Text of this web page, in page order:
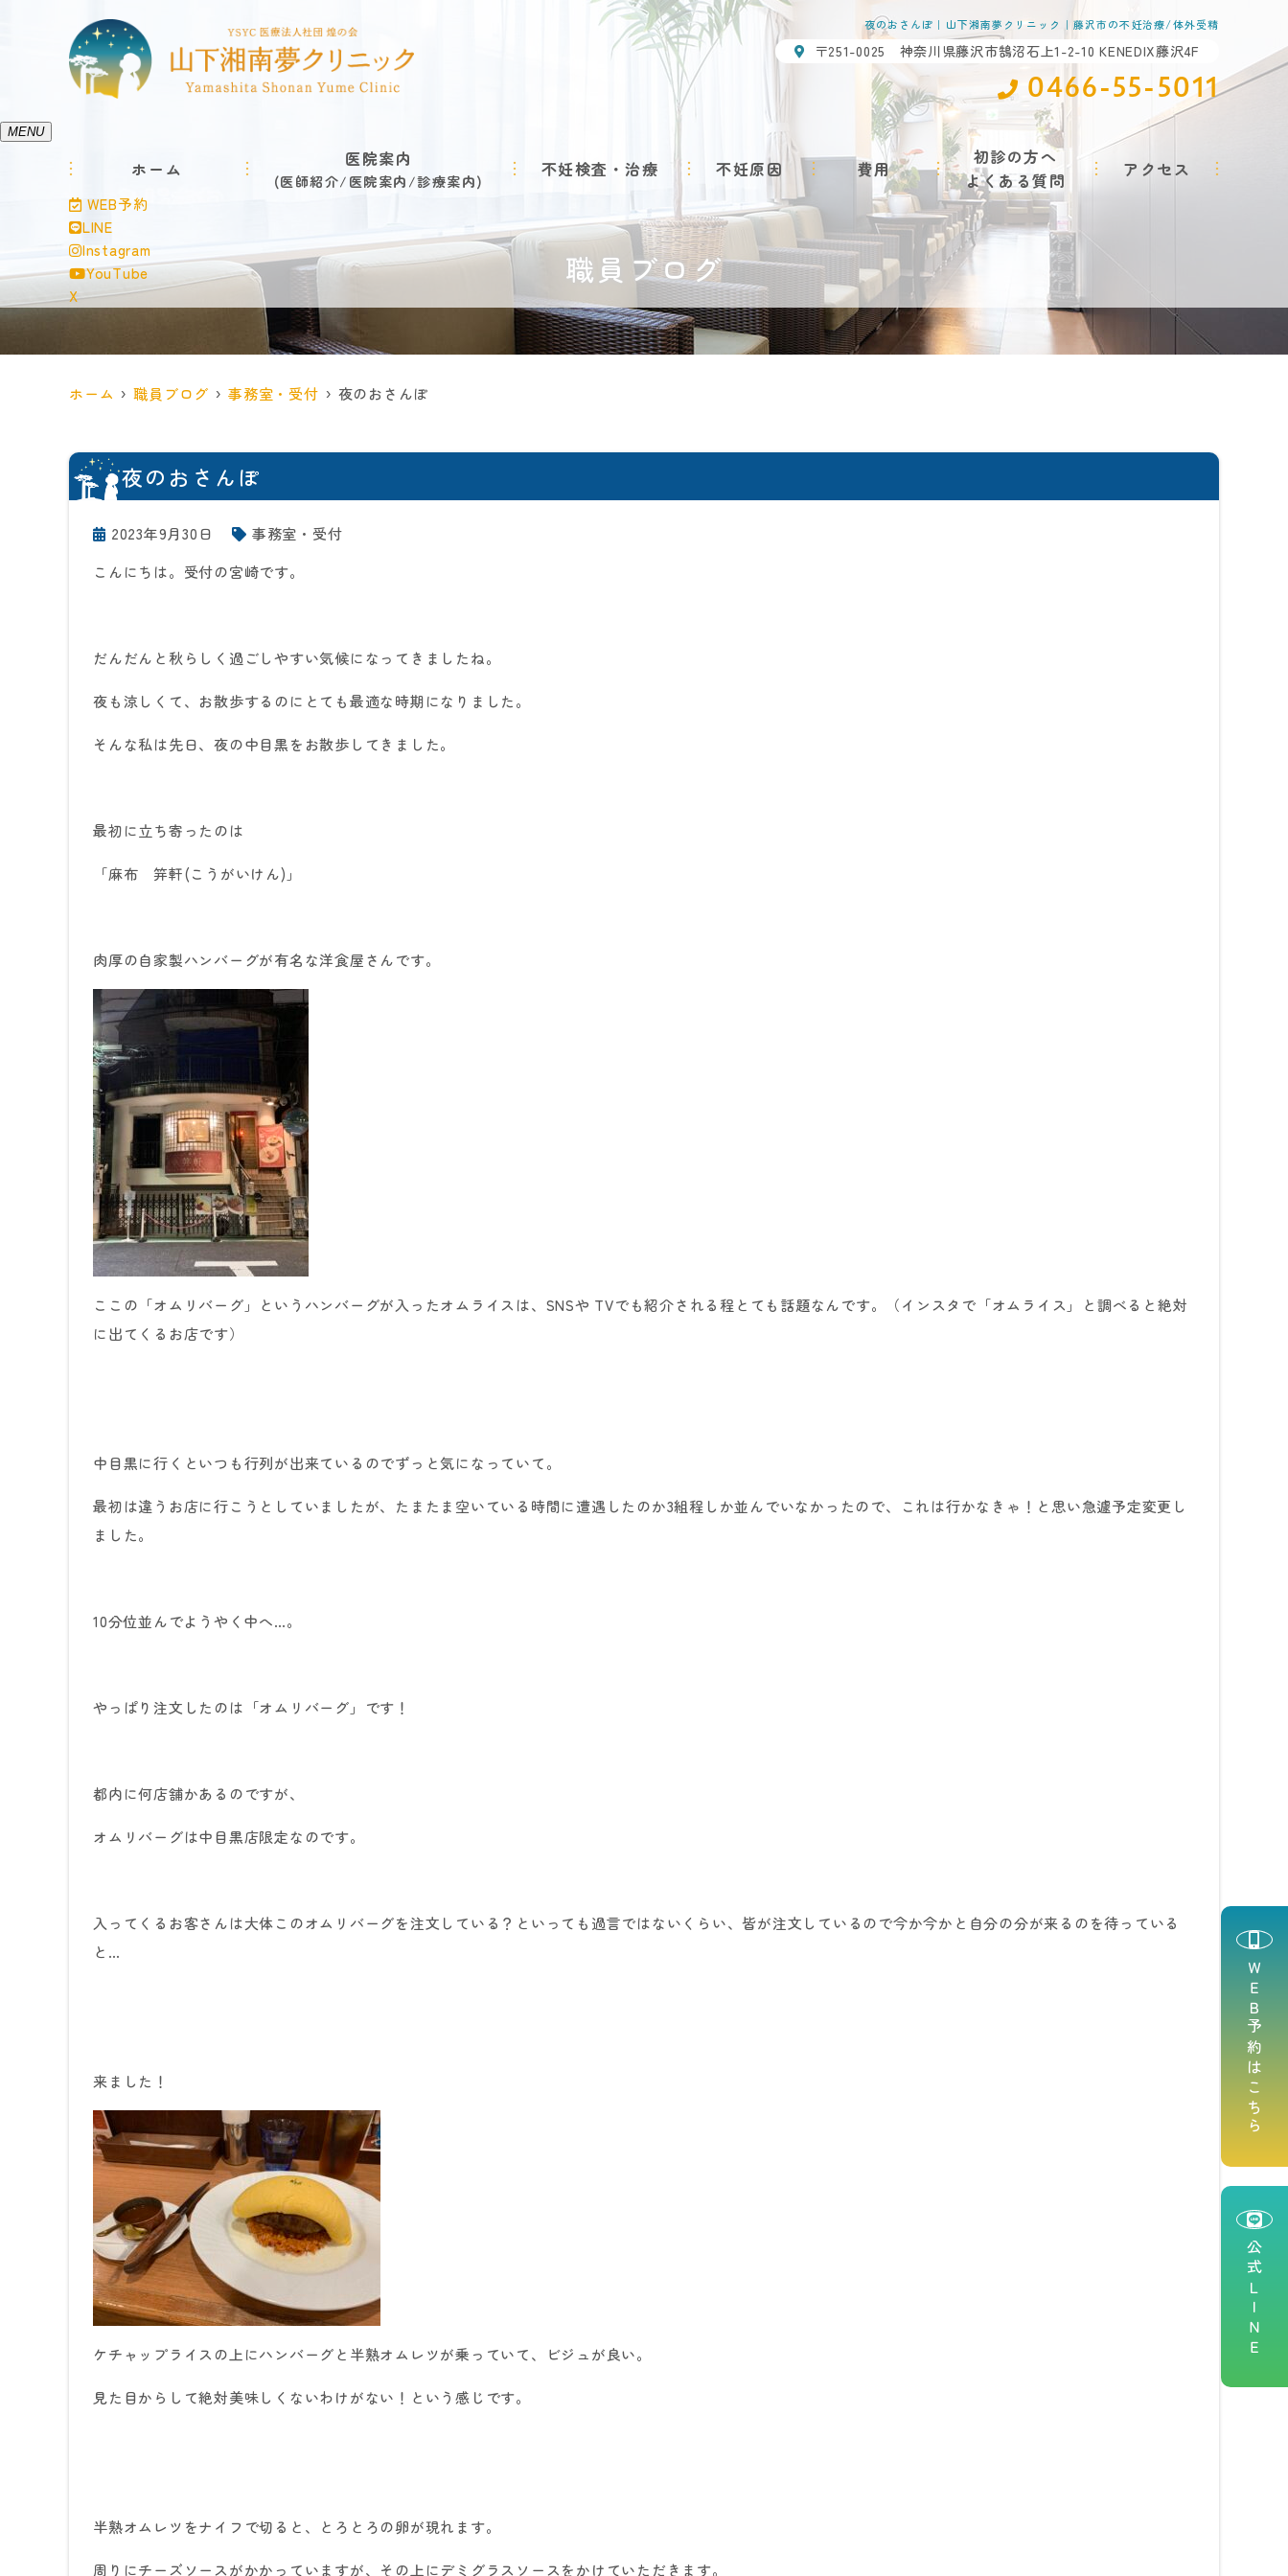
夜のおさんぽ｜山下湘南夢クリニック｜藤沢市の不妊治療/体外受精
〒251-0025 神奈川県藤沢市鵠沼石上1-2-10 KENEDIX藤沢4F
0466-55-5011
MENU
ホーム 医院案内
医師紹介 医院案内 診療案内
不妊検査・治療 不妊原因 費用
初診の方へ
よくある質問
アクセス
WEB予約
LINE
Instagram
YouTube
X
ＷＥＢ予約はこちら
公式ＬＩＮＥ
職員ブログ
ホーム 職員ブログ 事務室・受付 夜のおさんぽ
夜のおさんぽ
2023年9月30日
事務室・受付
こんにちは。受付の宮崎です。
だんだんと秋らしく過ごしやすい気候になってきましたね。
夜も涼しくて、お散歩するのにとても最適な時期になりました。
そんな私は先日、夜の中目黒をお散歩してきました。
最初に立ち寄ったのは
「麻布 笄軒(こうがいけん) 」
肉厚の自家製ハンバーグが有名な洋食屋さんです。
ここの「オムリバーグ」というハンバーグが入ったオムライスは、 SNSや TVでも紹介される程とても話題なんです。（インスタで「オムライス」と調べると絶対
に出てくるお店です）
中目黒に行くといつも行列が出来ているのでずっと気になっていて。
最初は違うお店に行こうとしていましたが、たまたま空いている時間に遭遇したのか3組程しか並んでいなかったので、これは行かなきゃ！と思い急遽予定変更し
ました。
10分位並んでようやく中へ…。
やっぱり注文したのは「オムリバーグ」です！
都内に何店舗かあるのですが、
オムリバーグは中目黒店限定なのです。
入ってくるお客さんは大体このオムリバーグを注文している？といっても過言ではないくらい、皆が注文しているので今か今かと自分の分が来るのを待っている
と…
来ました！
ケチャップライスの上にハンバーグと半熟オムレツが乗っていて、ビジュが良い。
見た目からして絶対美味しくないわけがない！という感じです。
半熟オムレツをナイフで切ると、とろとろの卵が現れます。
周りにチーズソースがかかっていますが、その上にデミグラスソースをかけていただきます。